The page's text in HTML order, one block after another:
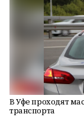
В Уфе проходят
транспорта